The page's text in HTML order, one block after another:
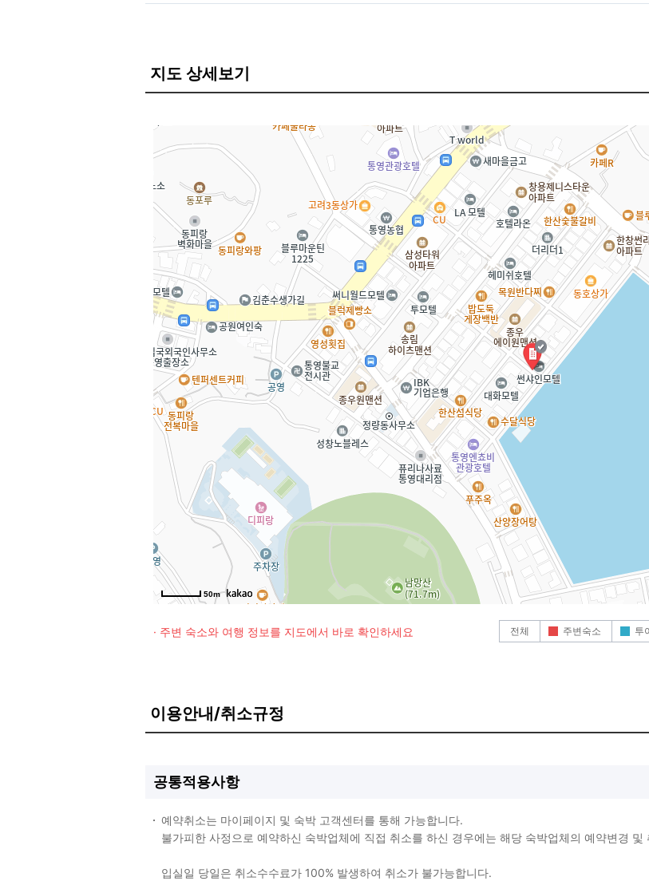
지도 상세보기
50m
· 주변 숙소와 여행 정보를 지도에서 바로 확인하세요 전체 주변숙소 투
이용안내/취소규정
공통적용사항
예약취소는 마이페이지 및 숙박 고객센터를 통해 가능합니다.
불가피한 사정으로 예약하신 숙박업체에 직접 취소를 하신 경우에는 해당 숙박업체의 예약변경
입실일 당일은 취소수수료가 100% 발생하여 취소가 불가능합니다.